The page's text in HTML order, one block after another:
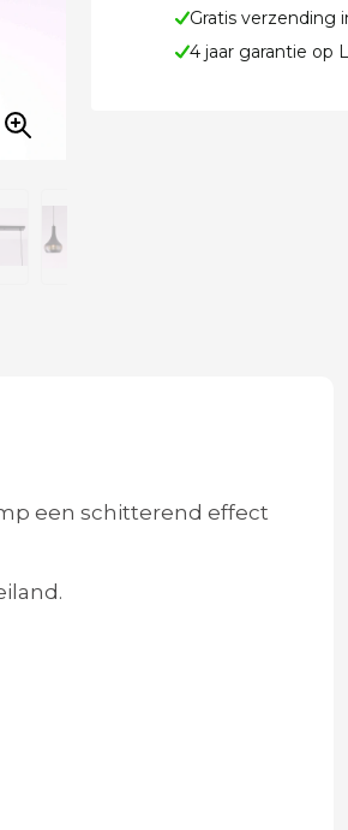
Gratis verzending
4 jaar garantie op
een schitterend effect